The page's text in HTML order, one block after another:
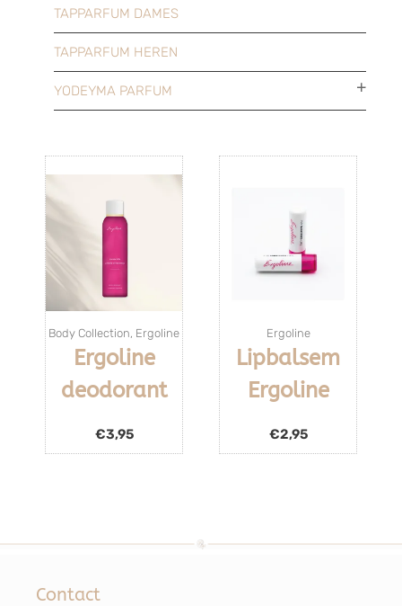
TAPPARFUM DAMES
TAPPARFUM HEREN
YODEYMA PARFUM
Body Collection, Ergoline
Ergoline
deodorant
€3,95
Ergoline
Lipbalsem
Ergoline
€2,95
Contact